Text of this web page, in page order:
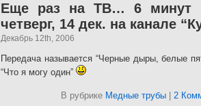
Еще раз на ТВ… 6 минут
четверг, 14 дек. на канале
Декабрь 12th, 2006
Передача называется “Черные дыры, белые
“Что я могу один”
В рубрике Медные трубы| 2